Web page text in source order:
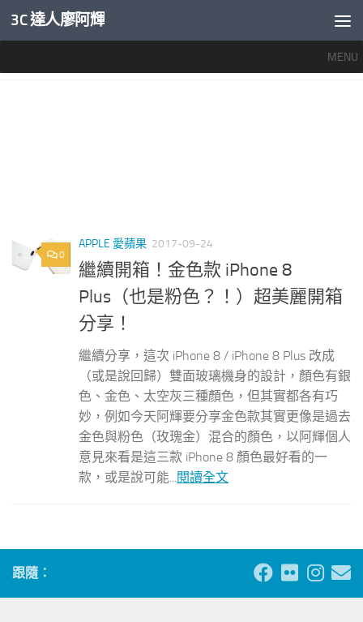
內文下方
3C 達人廖阿輝
MENU
0
APPLE 愛蘋果 2017-09-24
繼續開箱！金色款 iPhone 8
Plus（也是粉色？！）超美麗開箱
分享！
繼續分享，這次 iPhone 8 / iPhone 8 Plus 改成
（或是說回歸）雙面玻璃機身的設計，顏色有銀
色、金色、太空灰三種顏色，但其實都各有巧
妙，例如今天阿輝要分享金色款其實更像是過去
金色與粉色（玫瑰金）混合的顏色，以阿輝個人
意見來看是這三款 iPhone 8 顏色最好看的一
款，或是說可能...閱讀全文
跟隨：